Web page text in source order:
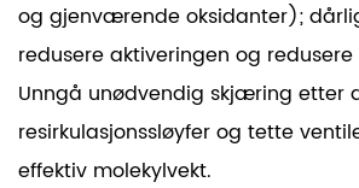
og gjenværende oksidanter);
redusere aktiveringen og redusere
Unngå unødvendig skjæring etter
resirkulasjonssløyfer og tette
effektiv molekylvekt.